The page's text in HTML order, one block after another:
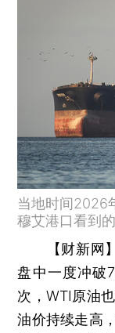
当地时间2026
穆艾港口看到
【财新网】
盘中一度冲破
次，WTI原油
油价持续走高